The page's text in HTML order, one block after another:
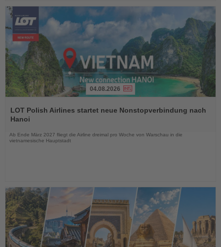
Sie
die
04.08.2026
LOT Polish Airlines startet neue Nonstopverbindung nach
Hanoi
Ab Ende März 2027 fliegt die Airline dreimal pro Woche von Warschau in die
vietnamesische Hauptstadt